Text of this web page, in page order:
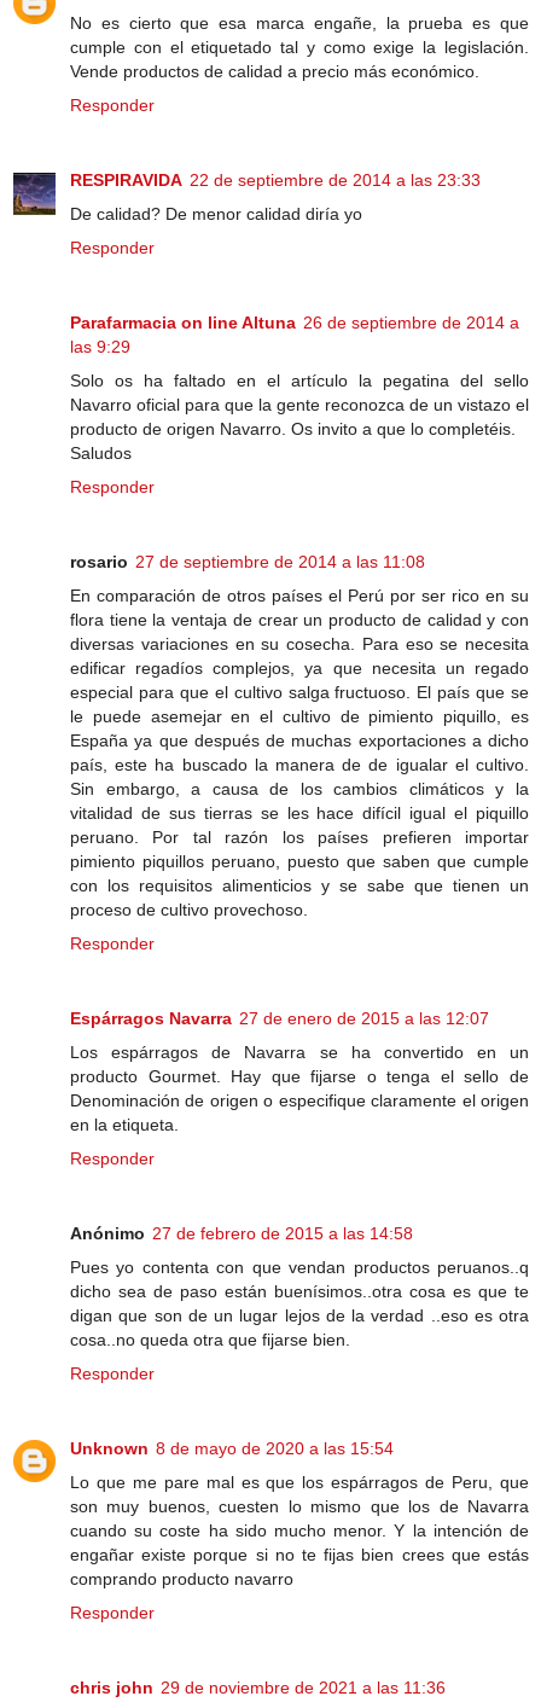
No es cierto que esa marca engañe, la prueba es que
cumple con el etiquetado tal y como exige la legislación.
Vende productos de calidad a precio más económico.
Responder
RESPIRAVIDA 22 de septiembre de 2014 a las 23:33
De calidad? De menor calidad diría yo
Responder
Parafarmacia on line Altuna 26 de septiembre de 2014 a
las 9:29
Solo os ha faltado en el artículo la pegatina del sello
Navarro oficial para que la gente reconozca de un vistazo el
producto de origen Navarro. Os invito a que lo completéis.
Saludos
Responder
rosario 27 de septiembre de 2014 a las 11:08
En comparación de otros países el Perú por ser rico en su
flora tiene la ventaja de crear un producto de calidad y con
diversas variaciones en su cosecha. Para eso se necesita
edificar regadíos complejos, ya que necesita un regado
especial para que el cultivo salga fructuoso. El país que se
le puede asemejar en el cultivo de pimiento piquillo, es
España ya que después de muchas exportaciones a dicho
país, este ha buscado la manera de de igualar el cultivo.
Sin embargo, a causa de los cambios climáticos y la
vitalidad de sus tierras se les hace difícil igual el piquillo
peruano. Por tal razón los países prefieren importar
pimiento piquillos peruano, puesto que saben que cumple
con los requisitos alimenticios y se sabe que tienen un
proceso de cultivo provechoso.
Responder
Espárragos Navarra 27 de enero de 2015 a las 12:07
Los espárragos de Navarra se ha convertido en un
producto Gourmet. Hay que fijarse o tenga el sello de
Denominación de origen o especifique claramente el origen
en la etiqueta.
Responder
Anónimo 27 de febrero de 2015 a las 14:58
Pues yo contenta con que vendan productos peruanos..q
dicho sea de paso están buenísimos..otra cosa es que te
digan que son de un lugar lejos de la verdad ..eso es otra
cosa..no queda otra que fijarse bien.
Responder
Unknown 8 de mayo de 2020 a las 15:54
Lo que me pare mal es que los espárragos de Peru, que
son muy buenos, cuesten lo mismo que los de Navarra
cuando su coste ha sido mucho menor. Y la intención de
engañar existe porque si no te fijas bien crees que estás
comprando producto navarro
Responder
chris john 29 de noviembre de 2021 a las 11:36